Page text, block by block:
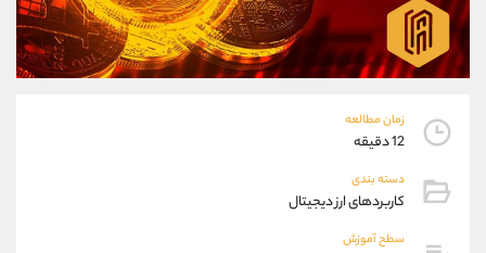
زمان مطالعه
12 دقیقه
دسته بندی
کاربردهای ارز دیجیتال
سطح آموزش
09304891085
واتساپ شروع گفتگو
تلگرام @Armteam_admin_103
پشتیبان فروش
موبایل
واتساپ